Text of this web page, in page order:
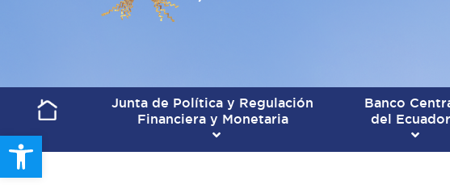
Open toolbar
Junta de Política y Regulación
Financiera y Monetaria
Banco
del Ecuador